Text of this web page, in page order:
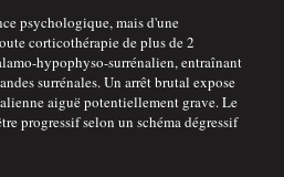
psychologique, mais d'une
corticothérapie de plus de 2
hypophyso-surrénalien, entraînant
surrénales. Un arrêt brutal expose
aiguë potentiellement grave. Le
progressif selon un schéma dégressif